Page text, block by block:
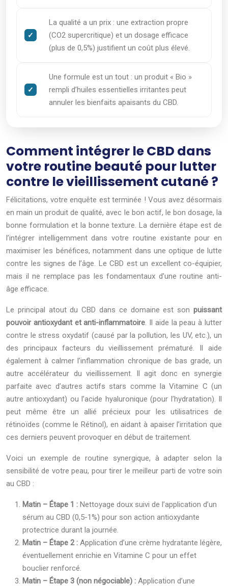
La qualité a un prix : une extraction propre
(CO2 supercritique) et un dosage efficace
(plus de 0,5%) justifient un coût plus élevé.
Une formule est un tout : un produit « Bio »
rempli d’huiles essentielles irritantes peut
annuler les bienfaits apaisants du CBD.
Comment intégrer le CBD dans
votre routine beauté pour lutter
contre le vieillissement cutané ?
Félicitations, votre enquête est terminée ! Vous avez désormais
en main un produit de qualité, avec le bon actif, le bon dosage, la
bonne formulation et la bonne texture. La dernière étape est de
l’intégrer intelligemment dans votre routine existante pour en
maximiser les bénéfices, notamment dans une optique de lutte
contre les signes de l’âge. Le CBD est un excellent co-équipier,
mais il ne remplace pas les fondamentaux d’une routine anti-
âge efficace.
Le principal atout du CBD dans ce domaine est son puissant
pouvoir antioxydant et anti-inflammatoire. Il aide la peau à lutter
contre le stress oxydatif (causé par la pollution, les UV, etc.), un
des principaux facteurs du vieillissement prématuré. Il aide
également à calmer l’inflammation chronique de bas grade, un
autre accélérateur du vieillissement. Il agit donc en synergie
parfaite avec d’autres actifs stars comme la Vitamine C (un
autre antioxydant) ou l’acide hyaluronique (pour l’hydratation). Il
peut même être un allié précieux pour les utilisatrices de
rétinoïdes (comme le Rétinol), en aidant à apaiser l’irritation que
ces derniers peuvent provoquer en début de traitement.
Voici un exemple de routine synergique, à adapter selon la
sensibilité de votre peau, pour tirer le meilleur parti de votre soin
au CBD :
Matin – Étape 1 : Nettoyage doux suivi de l’application d’un
sérum au CBD (0,5-1%) pour son action antioxydante
protectrice durant la journée.
Matin – Étape 2 : Application d’une crème hydratante légère,
éventuellement enrichie en Vitamine C pour un effet
bouclier renforcé.
Matin – Étape 3 (non négociable) : Application d’une